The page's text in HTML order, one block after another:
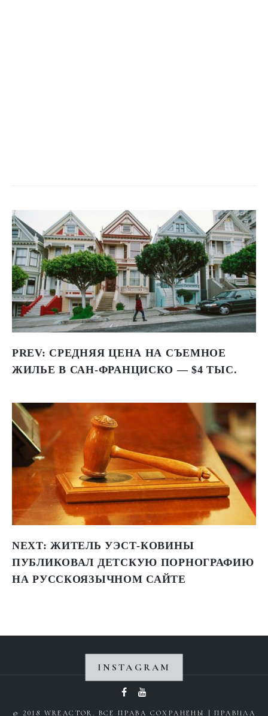
PREV: СРЕДНЯЯ ЦЕНА НА СЪЕМНОЕ
ЖИЛЬЕ В САН-ФРАНЦИСКО — $4 ТЫС.
NEXT: ЖИТЕЛЬ УЭСТ-КОВИНЫ
ПУБЛИКОВАЛ ДЕТСКУЮ ПОРНОГРАФИЮ
НА РУССКОЯЗЫЧНОМ САЙТЕ
INSTAGRAM
Instagram не вернул 200.
© 2018 WREACTOR. ВСЕ ПРАВА СОХРАНЕНЫ |ПРАВИЛА